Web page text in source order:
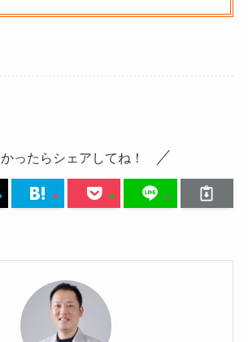
ったらシェアしてね！